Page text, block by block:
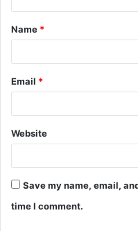
t
*
Name *
Email *
Website
Save my name, email,
time I comment.